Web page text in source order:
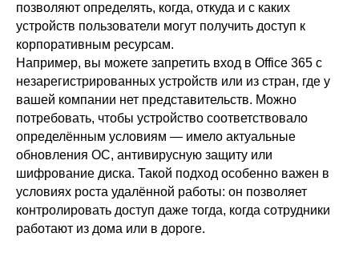
позволяют определять, когда, откуда и с каких
устройств пользователи могут получить доступ к
корпоративным ресурсам.
Например, вы можете запретить вход в Office 365 с
незарегистрированных устройств или из стран, где у
вашей компании нет представительств. Можно
потребовать, чтобы устройство соответствовало
определённым условиям — имело актуальные
обновления ОС, антивирусную защиту или
шифрование диска. Такой подход особенно важен в
условиях роста удалённой работы: он позволяет
контролировать доступ даже тогда, когда сотрудники
работают из дома или в дороге.